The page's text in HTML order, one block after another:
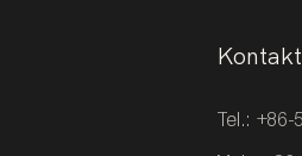
Kontakt
Tel.: +86-